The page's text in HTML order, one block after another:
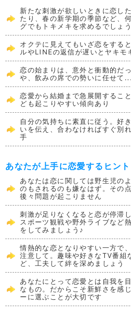
新たな刺激が欲しいときに恋し
たり、春の新学期の季節など、
グでもトキメキを求めるでしょう
オクテに見えてもいざ恋をする
ルやLINEの返信が遅いとヤキモ
恋の始まりは、意外と衝動的だ
や、飲みの席での勢いに任せて
恋愛から結婚まで急展開するこ
ども起こりやすい傾向あり
自分の気持ちに素直に従う。好
いを伝え、合わなければすぐ別
手
あなたが上手に恋愛するヒント
あなたは恋に関しては野生児の
のもされるのも嫌なはず。その
後々問題が起こりません
刺激が足りなくなると恋が停滞
スポーツ観戦や野外ライブなど
をしてみましょう♪
情熱的な恋となりやすい一方で
注意して。趣味や好きなTV番組
ど、工夫して絆を深めましょう
あなたにとって恋愛とは自我を
なもの。だからこそ新鮮さを感
ーに選ぶことが大切です